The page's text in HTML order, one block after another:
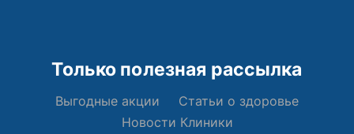
Только полезная рассылка
Выгодные акции
Статьи о здоровье
Новости Клиники